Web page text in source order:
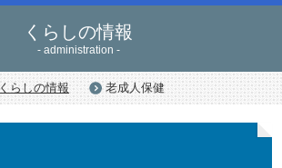
くらしの情報
- administration -
くらしの情報 老成人保健